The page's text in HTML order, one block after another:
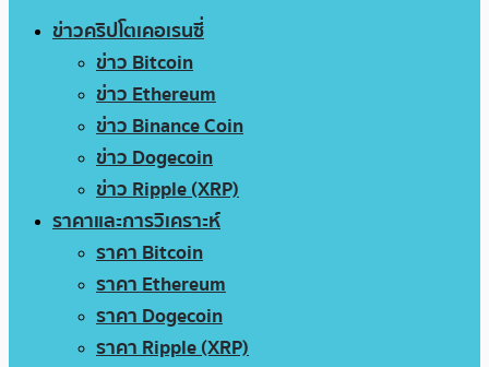
ข่าวคริปโตเคอเรนซี่
ข่าว Bitcoin
ข่าว Ethereum
ข่าว Binance Coin
ข่าว Dogecoin
ข่าว Ripple (XRP)
ราคาและการวิเคราะห์
ราคา Bitcoin
ราคา Ethereum
ราคา Dogecoin
ราคา Ripple (XRP)